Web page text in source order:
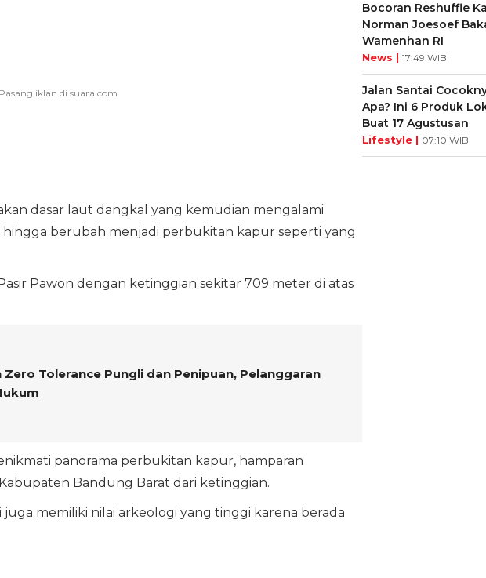
dasar laut dangkal yang kemudian mengalami
berubah menjadi perbukitan kapur seperti yang
Pawon dengan ketinggian sekitar 709 meter di atas
Zero Tolerance Pungli dan Penipuan, Pelanggaran
panorama perbukitan kapur, hamparan
Bandung Barat dari ketinggian.
juga memiliki nilai arkeologi yang tinggi karena berada
Bocoran Reshuffle
Norman Joesoef
Wamenhan RI
News | 17:49 WIB
Jalan Santai
Apa? Ini 6 Produk
Buat 17 Agustusan
Lifestyle | 07:10 WIB